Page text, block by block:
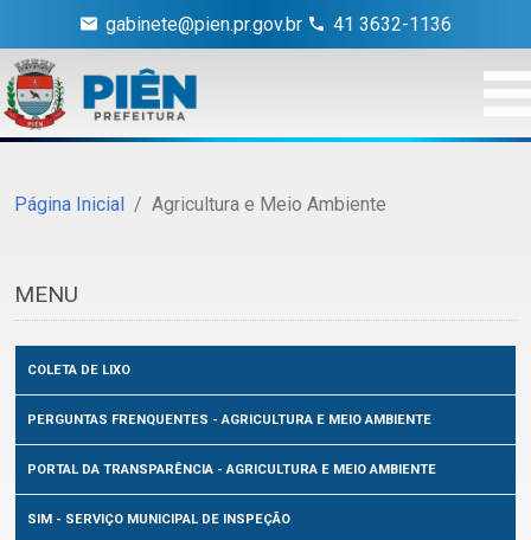
gabinete@pien.pr.gov.br 41 3632-1136
Página Inicial Agricultura e Meio Ambiente
MENU
COLETA DE LIXO
PERGUNTAS FRENQUENTES - AGRICULTURA E MEIO AMBIENTE
PORTAL DA TRANSPARÊNCIA - AGRICULTURA E MEIO AMBIENTE
SIM - SERVIÇO MUNICIPAL DE INSPEÇÃO